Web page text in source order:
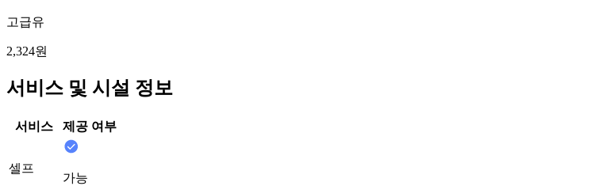
고급유
2,324원
서비스 및 시설 정보
서비스 제공 여부
셀프
가능